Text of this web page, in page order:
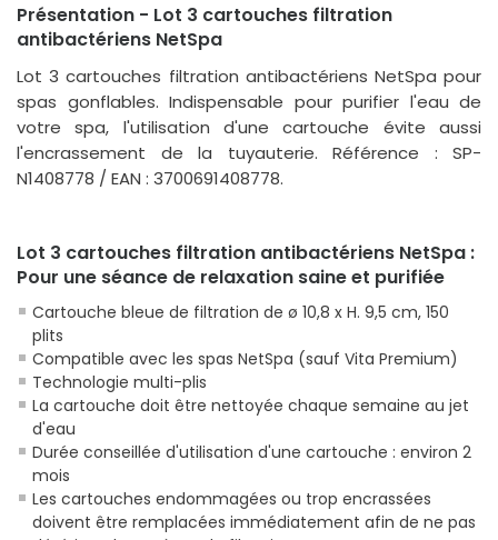
Présentation - Lot 3 cartouches filtration
antibactériens NetSpa
Lot 3 cartouches filtration antibactériens NetSpa pour
spas gonflables. Indispensable pour purifier l'eau de
votre spa, l'utilisation d'une cartouche évite aussi
l'encrassement de la tuyauterie. Référence : SP-
N1408778 / EAN : 3700691408778.
Lot 3 cartouches filtration antibactériens NetSpa :
Pour une séance de relaxation saine et purifiée
Cartouche bleue de filtration de ø 10,8 x H. 9,5 cm, 150
plits
Compatible avec les spas NetSpa (sauf Vita Premium)
Technologie multi-plis
La cartouche doit être nettoyée chaque semaine au jet
d'eau
Durée conseillée d'utilisation d'une cartouche : environ 2
mois
Les cartouches endommagées ou trop encrassées
doivent être remplacées immédiatement afin de ne pas